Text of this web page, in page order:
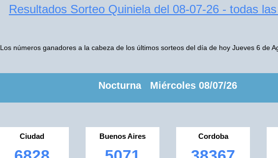
Resultados Sorteo Quiniela del 08-07-26 - todas
Los números ganadores a la cabeza de los últimos sorteos del día de hoy Jueves 6 de
Nocturna Miércoles 08/07/26
Ciudad Buenos Aires Cordoba